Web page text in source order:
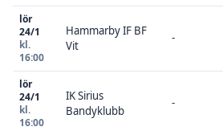
lör
24/1
kl.
16:00
Hammarby IF BF
Vit
-
lör
24/1
kl.
16:00
IK Sirius
Bandyklubb
-